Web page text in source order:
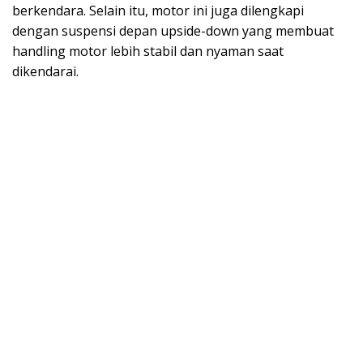
berkendara. Selain itu, motor ini juga dilengkapi
dengan suspensi depan upside-down yang membuat
handling motor lebih stabil dan nyaman saat
dikendarai.